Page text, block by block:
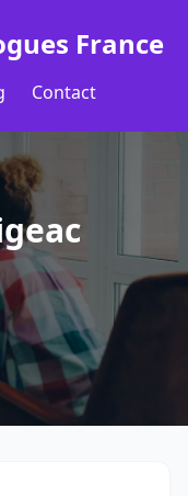
France
Contact